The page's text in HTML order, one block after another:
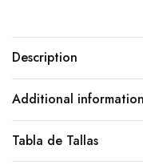
Description
Additional information
Tabla de Tallas